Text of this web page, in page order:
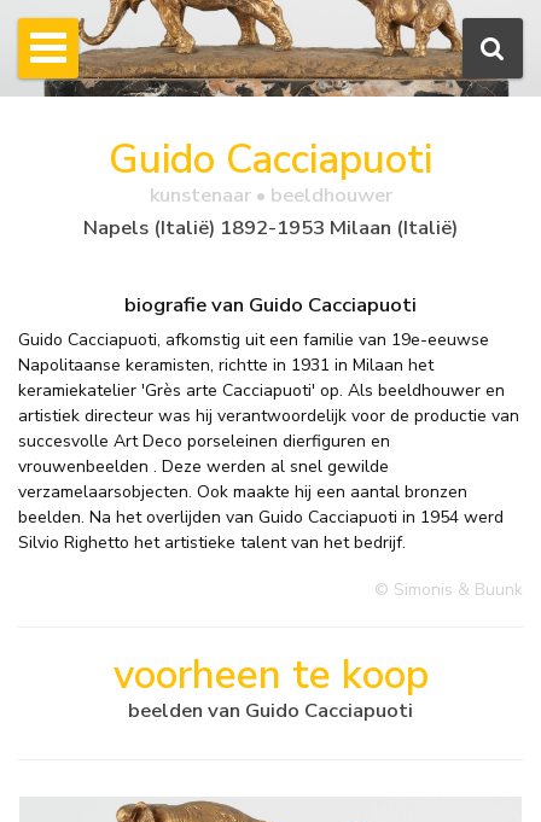
Guido Cacciapuoti
kunstenaar • beeldhouwer
Napels (Italië) 1892-1953 Milaan (Italië)
biografie van Guido Cacciapuoti
Guido Cacciapuoti, afkomstig uit een familie van 19e-eeuwse
Napolitaanse keramisten, richtte in 1931 in Milaan het
keramiekatelier 'Grès arte Cacciapuoti' op. Als beeldhouwer en
artistiek directeur was hij verantwoordelijk voor de productie van
succesvolle Art Deco porseleinen dierfiguren en
vrouwenbeelden . Deze werden al snel gewilde
verzamelaarsobjecten. Ook maakte hij een aantal bronzen
beelden. Na het overlijden van Guido Cacciapuoti in 1954 werd
Silvio Righetto het artistieke talent van het bedrijf.
© Simonis & Buunk
voorheen te koop
beelden van Guido Cacciapuoti